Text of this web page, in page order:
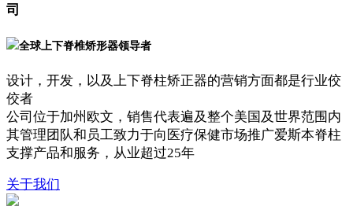
司
全球上下脊椎矫形器领导者
设计，开发，以及上下脊柱矫正器的营销方面都是行业佼
佼者
公司位于加州欧文，销售代表遍及整个美国及世界范围内
其管理团队和员工致力于向医疗保健市场推广爱斯本脊柱
支撑产品和服务，从业超过25年
关于我们